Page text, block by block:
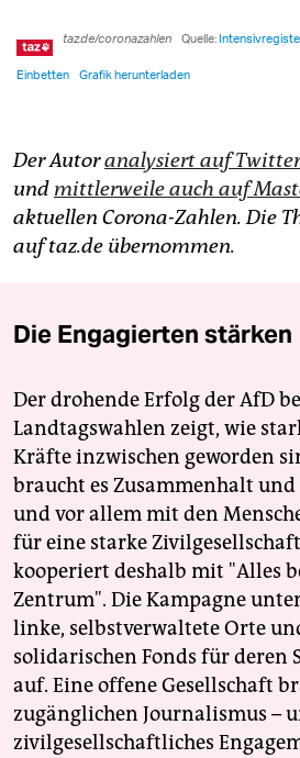
Der Autoranalysiert auf Twitter
und mittlerweile auch auf
aktuellen Corona-Zahlen. Die
auf taz.de übernommen.
Die Engagierten stärken
Der drohende Erfolg der AfD
Landtagswahlen zeigt, wie
Kräfte inzwischen geworden
braucht es Zusammenhalt
und vor allem mit den
für eine starke
kooperiert deshalb mit "Alles
Zentrum". Die Kampagne
linke, selbstverwaltete Orte
solidarischen Fonds für deren
auf. Eine offene Gesellschaft
zugänglichen Journalismus –
zivilgesellschaftliches